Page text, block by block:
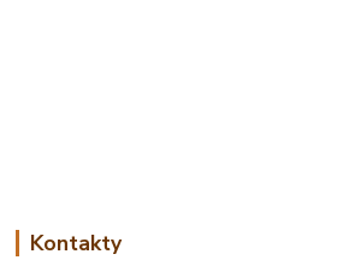
Kontakty